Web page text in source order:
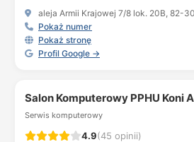
aleja Armii Krajowej 7/8 lok. 20B, 82-
Pokaż numer
Pokaż stronę
Profil Google →
Salon Komputerowy PPHU Koni
Serwis komputerowy
4.9(45 opinii)